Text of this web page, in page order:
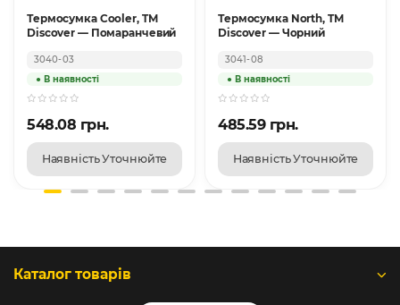
Термосумка Cooler, TM
Discover — Помаранчевий
3040-03
548.08 грн.
Наявність Уточнюйте
Термосумка North, TM
Discover — Чорний
3041-08
485.59 грн.
Наявність Уточнюйте
Каталог товарів